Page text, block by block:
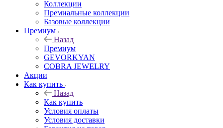
Коллекции
Премиальные коллекции
Базовые коллекции
Премиум
Назад
Премиум
GEVORKYAN
COBRA JEWELRY
Акции
Как купить
Назад
Как купить
Условия оплаты
Условия доставки